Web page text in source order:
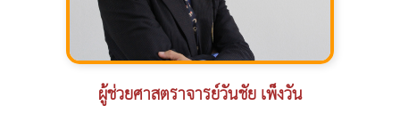
ผู้ช่วยศาสตราจารย์วันชัย เพ็งวัน